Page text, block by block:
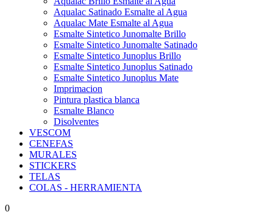
Aqualac Satinado Esmalte al Agua
Aqualac Mate Esmalte al Agua
Esmalte Sintetico Junomalte Brillo
Esmalte Sintetico Junomalte Satinado
Esmalte Sintetico Junoplus Brillo
Esmalte Sintetico Junoplus Satinado
Esmalte Sintetico Junoplus Mate
Imprimacion
Pintura plastica blanca
Esmalte Blanco
Disolventes
VESCOM
CENEFAS
MURALES
STICKERS
TELAS
COLAS - HERRAMIENTA
0